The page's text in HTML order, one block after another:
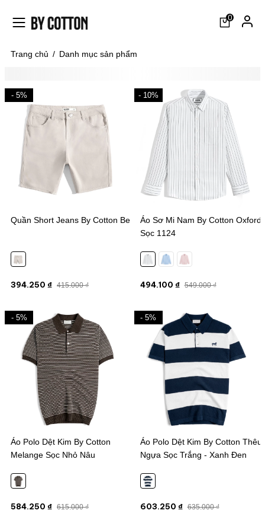
0
Trang chủ / Danh mục sản phẩm
- 5%
Quần Short Jeans By Cotton Be
394.250 ₫ 415.000 ₫
- 10%
Áo Sơ Mi Nam By Cotton Oxford
Sọc 1124
494.100 ₫ 549.000 ₫
- 5%
Áo Polo Dệt Kim By Cotton
Melange Sọc Nhỏ Nâu
584.250 ₫ 615.000 ₫
- 5%
Áo Polo Dệt Kim By Cotton Thêu
Ngựa Sọc Trắng - Xanh Đen
603.250 ₫ 635.000 ₫